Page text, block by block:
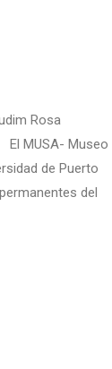
Rosa
El MUSA- Museo
de Puerto
del